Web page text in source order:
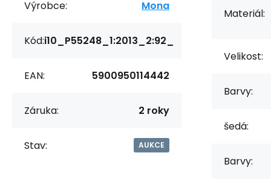
Výrobce: Mona
Kód:i10_P55248_1:2013_2:92_
EAN: 5900950114442
Záruka: 2 roky
Stav: AUKCE
Materiál:
Velikost:
Barvy:
šedá:
Barvy: